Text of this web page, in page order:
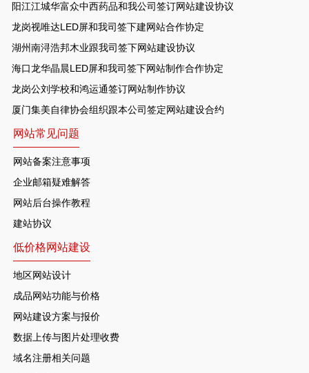
阳江江城华富众中西药品和我公司签订网站建设协议
龙岗视唯达LED屏和我司签下建网站合作协定
湖州南浔浩邦木业跟我司签下网站建设协议
海口龙华晶晨LED屏和我司签下网站制作合作协定
龙岗公刘学校和鸿运通签订网站制作协议
厦门集美自律协会组织跟本公司签定网站建设合约
网站常见问题
网站备案注意事项
企业邮箱疑难解答
网站后台操作教程
建站协议
低价格网站建设
地区网站设计
成品网站功能与价格
网站建设方案与报价
数据上传与图片处理收费
域名注册相关问题